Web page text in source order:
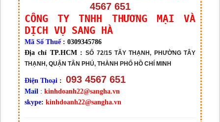
4567 651
CÔNG TY TNHH THƯƠNG MẠI VÀ
DỊCH VỤ SANG HÀ
Mã Số Thuế : 0309345786
Địa chỉ TP.HCM : SỐ 72/15 TÂY THẠNH, PHƯỜNG TÂY
THẠNH, QUẬN TÂN PHÚ, THÀNH PHỐ HỒ CHÍ MINH
Điện Thoại : 093 4567 651
Mail : kinhdoanh22@sangha.vn
skype: kinhdoanh22@sangha.vn